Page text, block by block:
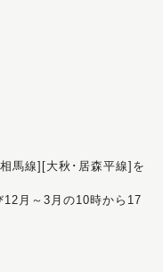
馬線][大秋･居森平線]を
月～3月の10時から17